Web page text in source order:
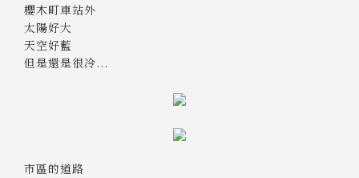
櫻木町車站外
太陽好大
天空好藍
但是還是很冷...
市區的道路